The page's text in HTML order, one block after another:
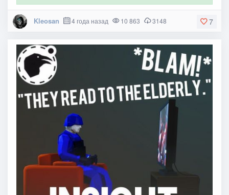
7
Kleosan 4 года назад 10 863 3148